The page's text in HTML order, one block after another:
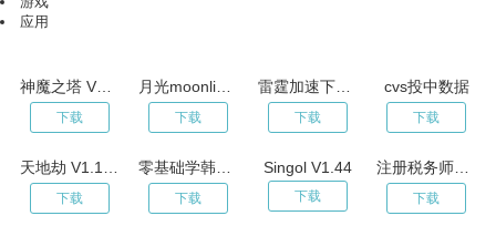
应用
神魔之塔 V19.83
下载 下载
雷霆加速下载器2023年新春版
下载
cvs投中数据
下载
下载 下载
Singol V1.44
下载 下载